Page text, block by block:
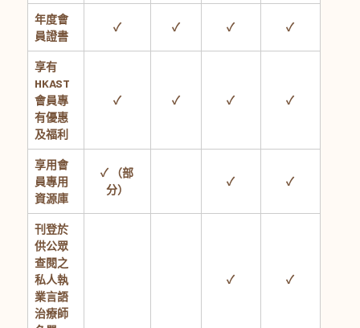
年度會
員證書
✓ ✓ ✓ ✓
享有
HKAST
會員專
有優惠
及福利
✓ ✓ ✓ ✓
享用會
員專用
資源庫
✓ （部
分）
✓ ✓
刊登於
供公眾
查閱之
私人執
業言語
治療師
✓ ✓